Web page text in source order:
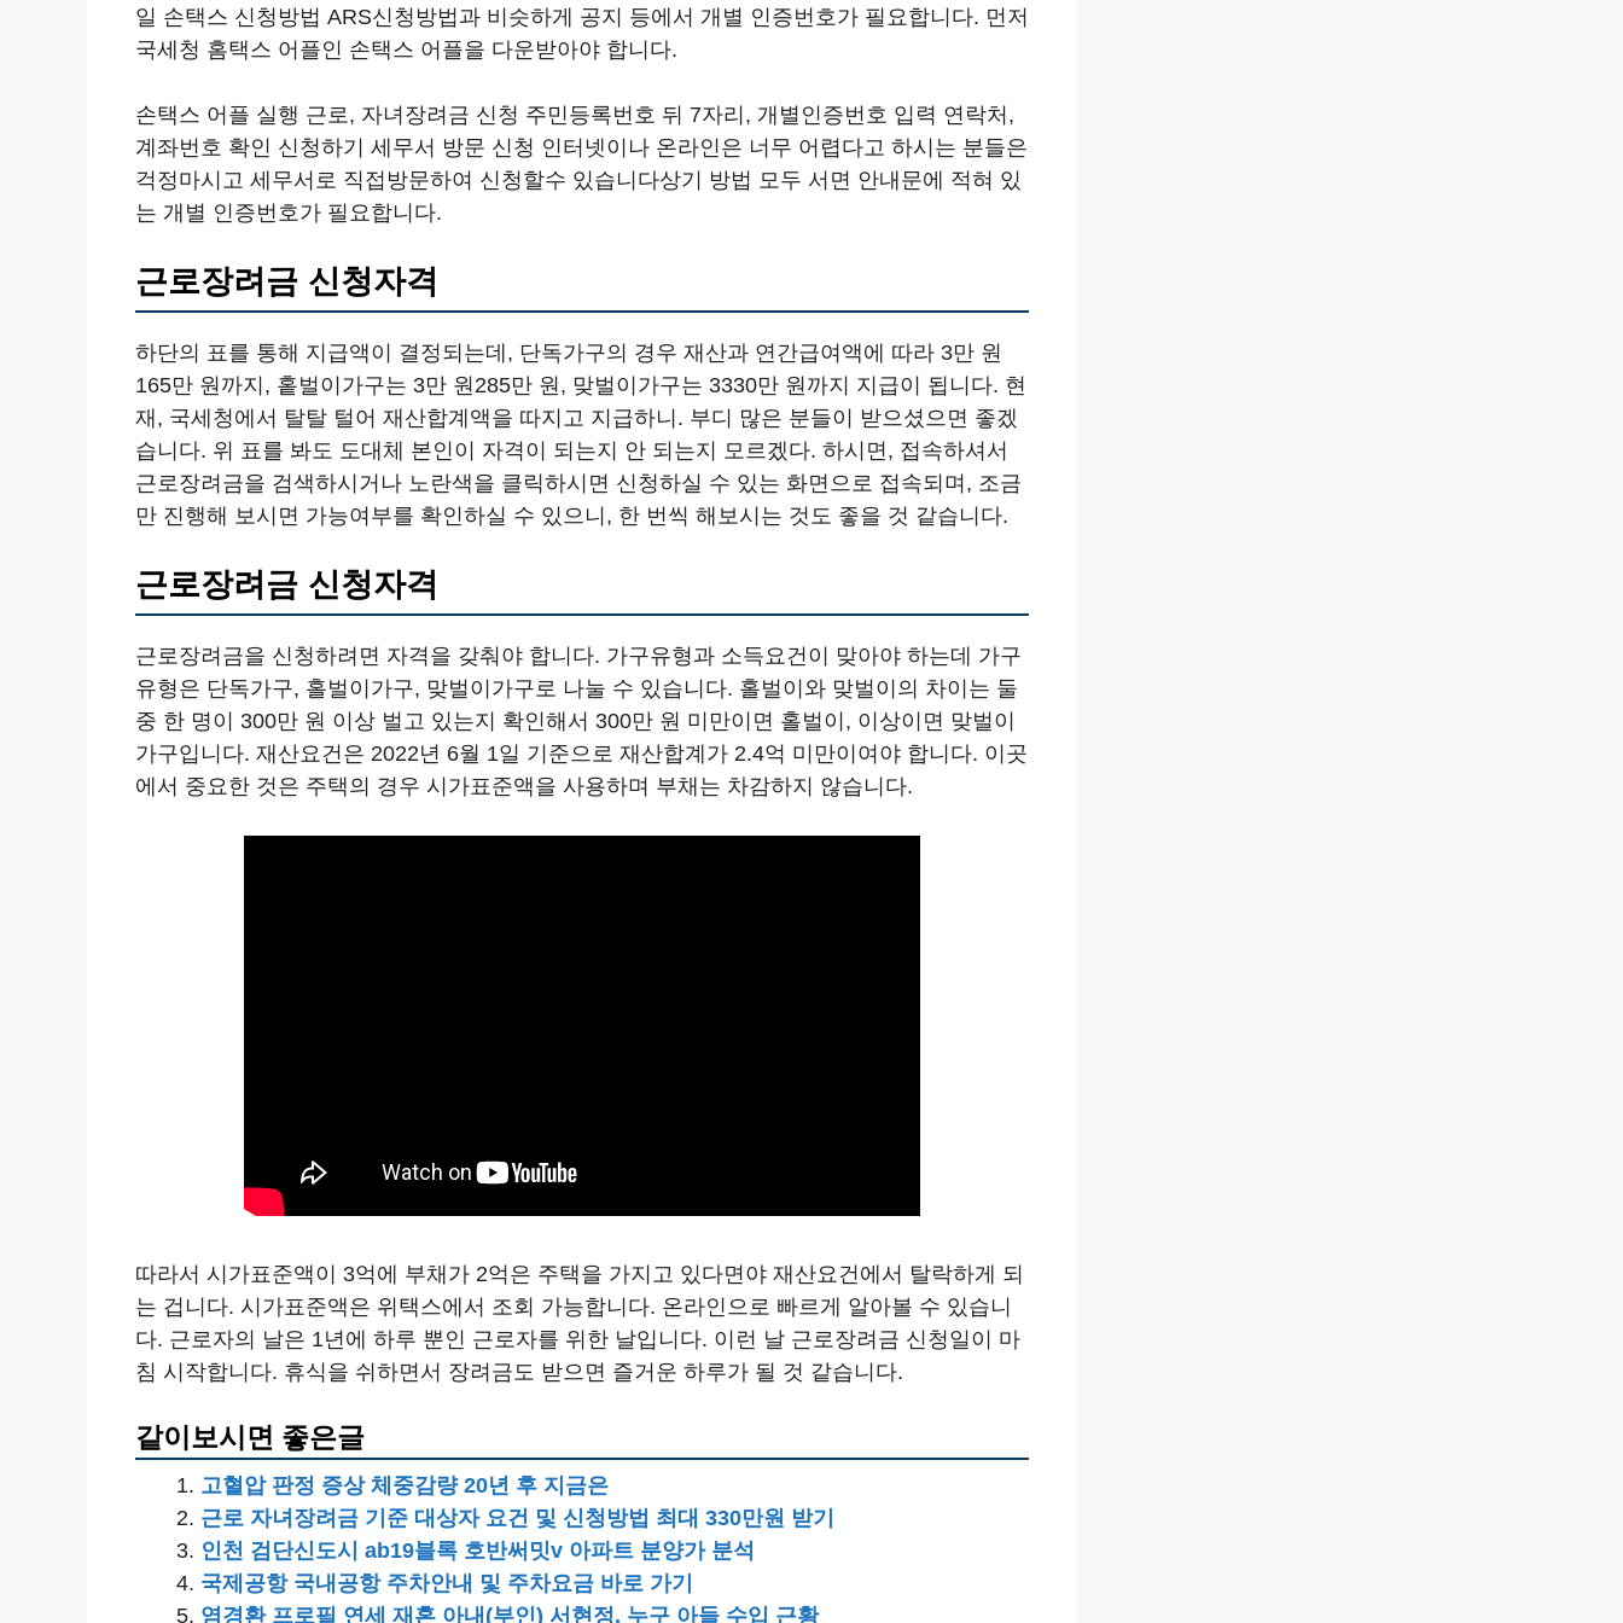
일 손택스 신청방법 ARS신청방법과 비슷하게 공지 등에서 개별 인증번호가 필요합니다. 먼저
국세청 홈택스 어플인 손택스 어플을 다운받아야 합니다.
손택스 어플 실행 근로, 자녀장려금 신청 주민등록번호 뒤 7자리, 개별인증번호 입력 연락처,
계좌번호 확인 신청하기 세무서 방문 신청 인터넷이나 온라인은 너무 어렵다고 하시는 분들은
걱정마시고 세무서로 직접방문하여 신청할수 있습니다상기 방법 모두 서면 안내문에 적혀 있
는 개별 인증번호가 필요합니다.
근로장려금 신청자격
하단의 표를 통해 지급액이 결정되는데, 단독가구의 경우 재산과 연간급여액에 따라 3만 원
165만 원까지, 홑벌이가구는 3만 원285만 원, 맞벌이가구는 3330만 원까지 지급이 됩니다. 현
재, 국세청에서 탈탈 털어 재산합계액을 따지고 지급하니. 부디 많은 분들이 받으셨으면 좋겠
습니다. 위 표를 봐도 도대체 본인이 자격이 되는지 안 되는지 모르겠다. 하시면, 접속하셔서
근로장려금을 검색하시거나 노란색을 클릭하시면 신청하실 수 있는 화면으로 접속되며, 조금
만 진행해 보시면 가능여부를 확인하실 수 있으니, 한 번씩 해보시는 것도 좋을 것 같습니다.
근로장려금 신청자격
근로장려금을 신청하려면 자격을 갖춰야 합니다. 가구유형과 소득요건이 맞아야 하는데 가구
유형은 단독가구, 홀벌이가구, 맞벌이가구로 나눌 수 있습니다. 홀벌이와 맞벌이의 차이는 둘
중 한 명이 300만 원 이상 벌고 있는지 확인해서 300만 원 미만이면 홀벌이, 이상이면 맞벌이
가구입니다. 재산요건은 2022년 6월 1일 기준으로 재산합계가 2.4억 미만이여야 합니다. 이곳
에서 중요한 것은 주택의 경우 시가표준액을 사용하며 부채는 차감하지 않습니다.
따라서 시가표준액이 3억에 부채가 2억은 주택을 가지고 있다면야 재산요건에서 탈락하게 되
는 겁니다. 시가표준액은 위택스에서 조회 가능합니다. 온라인으로 빠르게 알아볼 수 있습니
다. 근로자의 날은 1년에 하루 뿐인 근로자를 위한 날입니다. 이런 날 근로장려금 신청일이 마
침 시작합니다. 휴식을 쉬하면서 장려금도 받으면 즐거운 하루가 될 것 같습니다.
같이보시면 좋은글
고혈압 판정 증상 체중감량 20년 후 지금은
근로 자녀장려금 기준 대상자 요건 및 신청방법 최대 330만원 받기
인천 검단신도시 ab19블록 호반써밋v 아파트 분양가 분석
국제공항 국내공항 주차안내 및 주차요금 바로 가기
염경환 프로필 연세 재혼 아내(부인) 서현정, 누구 아들 수입 근황